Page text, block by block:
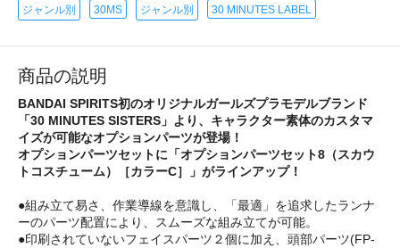
ジャンル別 30MS ジャンル別 30 MINUTES LABEL
商品の説明
BANDAI SPIRITS初のオリジナルガールズプラモデルブランド
「30 MINUTES SISTERS」より、キャラクター素体のカスタマ
イズが可能なオプションパーツが登場！
オプションパーツセットに「オプションパーツセット8（スカウ
トコスチューム）［カラーC］」がラインアップ！
●組み立て易さ、作業導線を意識し、「最適」を追求したランナ
ーのパーツ配置により、スムーズな組み立てが可能。
●印刷されていないフェイスパーツ２個に加え、頭部パーツ(FP-